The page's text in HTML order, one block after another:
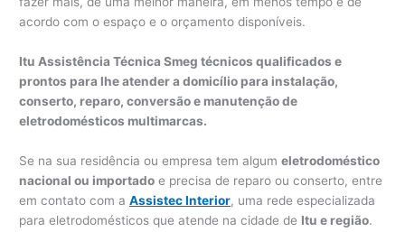
acordo com o espaço e o orçamento disponíveis.
Itu Assistência Técnica Smeg técnicos qualificados e
prontos para lhe atender a domicílio para instalação,
conserto, reparo, conversão e manutenção de
eletrodomésticos multimarcas.
Se na sua residência ou empresa tem algumeletrodoméstico
nacional ou importado e precisa de reparo ou conserto, entre
em contato com aAssistec Interior, uma rede especializada
para eletrodomésticos que atende na cidade de Itu e região.